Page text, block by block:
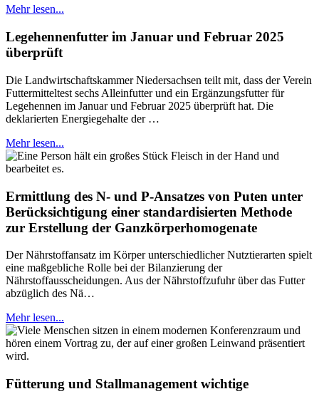
Mehr lesen...
Legehennenfutter im Januar und Februar 2025
überprüft
Die Landwirtschaftskammer Niedersachsen teilt mit, dass der Verein
Futtermitteltest sechs Alleinfutter und ein Ergänzungsfutter für
Legehennen im Januar und Februar 2025 überprüft hat. Die
deklarierten Energiegehalte der …
Mehr lesen...
Ermittlung des N- und P-Ansatzes von Puten unter
Berücksichtigung einer standardisierten Methode
zur Erstellung der Ganzkörperhomogenate
Der Nährstoffansatz im Körper unterschiedlicher Nutztierarten spielt
eine maßgebliche Rolle bei der Bilanzierung der
Nährstoffausscheidungen. Aus der Nährstoffzufuhr über das Futter
abzüglich des Nä…
Mehr lesen...
Fütterung und Stallmanagement wichtige